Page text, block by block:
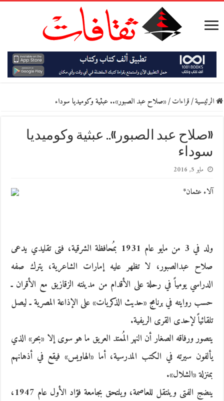
الرئيسية/قراءات/«صلاح عبد الصبور».. عبثية وكوميديا سوداء
«صلاح عبد الصبور».. عبثية وكوميديا
سوداء
مايو 5, 2016
آلاء عثمان*
ولد في 3 من مايو عام 1931 بمُحافظة الشرقية، فتى تقليدي يدعى
صلاح عبدالصبور، لا تظهر عليه إمارات الشاعرية، يترك صفه
الدراسي يومياً في رحلة على الأقدام من مدينته الزقازيق مع الأقران ـ
حسب روايته في برنامج «حديث الذكريات» على الإذاعة المصرية ـ ليصل
تلقائياً لإحدى القرى الريفية.
يتصور ورفاقه الصغار أن النهر المُمتد العريق ما هو سوى إلا «بحر» الذي
يألفون سيرته في الكتب المدرسية، أما «الهاويس» فيقع في أذهانهم
بمنزلة «الشلال».
ينضج الفتى وينتقل للعاصمة، ويلتحق بجامعة فؤاد الأول عام 1947،